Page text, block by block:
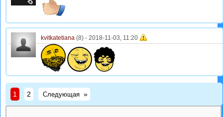
kvitkatetiana (8) - 2018-11-03, 11:20
1 2 Следующая »